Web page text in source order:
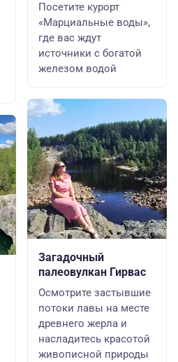
Посетите курорт
«Марциальные воды»,
где вас ждут
источники с богатой
железом водой
Загадочный
палеовулкан Гирвас
Осмотрите застывшие
потоки лавы на месте
древнего жерла и
насладитесь красотой
живописной природы